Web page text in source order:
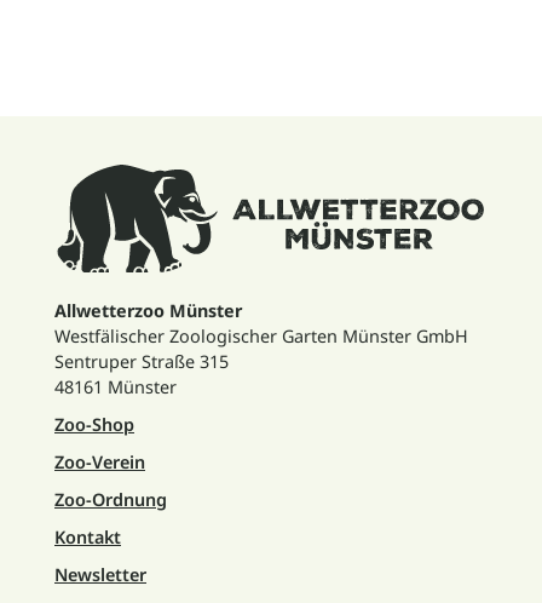
Allwetterzoo Münster
Westfälischer Zoologischer Garten Münster GmbH
Sentruper Straße 315
48161 Münster
Zoo-Shop
Zoo-Verein
Zoo-Ordnung
Kontakt
Newsletter